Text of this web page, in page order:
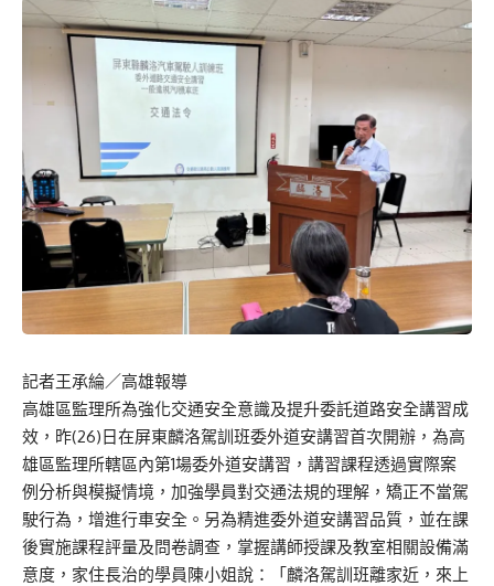
記者王承綸／高雄報導
高雄區監理所為強化交通安全意識及提升委託道路安全講習成
效，昨(26)日在屏東麟洛駕訓班委外道安講習首次開辦，為高
雄區監理所轄區內第1場委外道安講習，講習課程透過實際案
例分析與模擬情境，加強學員對交通法規的理解，矯正不當駕
駛行為，增進行車安全。另為精進委外道安講習品質，並在課
後實施課程評量及問卷調查，掌握講師授課及教室相關設備滿
意度，家住長治的學員陳小姐說：「麟洛駕訓班離家近，來上